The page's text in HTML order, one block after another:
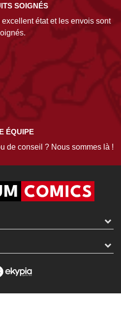
SOIGNÉS
état et les envois sont
ÉQUIPE
de conseil ? Nous sommes là !